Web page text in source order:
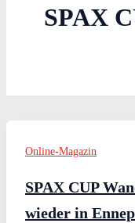
SPAX
Online-Magazin
SPAX CUP
wieder in